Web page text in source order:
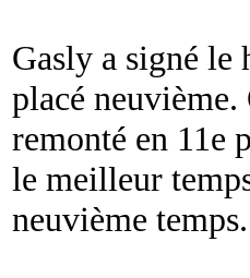
Gasly a signé le
placé
remonté en 11e
le meilleur
neuvième temps.